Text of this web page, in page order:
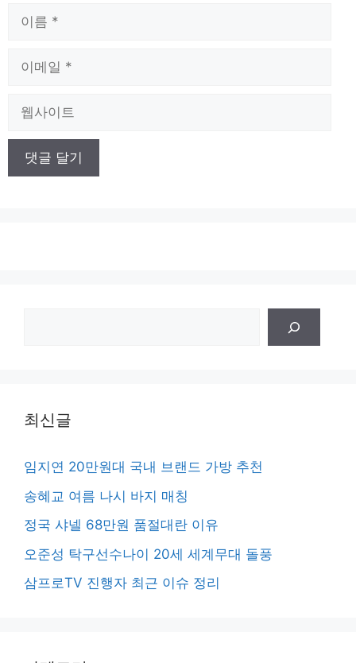
최신글
임지연 20만원대 국내 브랜드 가방 추천
송혜교 여름 나시 바지 매칭
정국 샤넬 68만원 품절대란 이유
오준성 탁구선수나이 20세 세계무대 돌풍
삼프로TV 진행자 최근 이슈 정리